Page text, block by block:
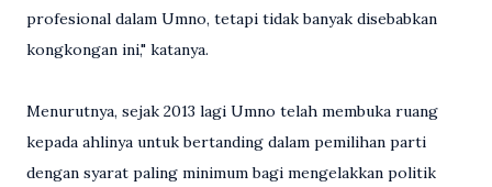
profesional dalam Umno, tetapi tidak banyak disebabkan
kongkongan ini," katanya.
Menurutnya, sejak 2013 lagi Umno telah membuka ruang
kepada ahlinya untuk bertanding dalam pemilihan parti
dengan syarat paling minimum bagi mengelakkan politik